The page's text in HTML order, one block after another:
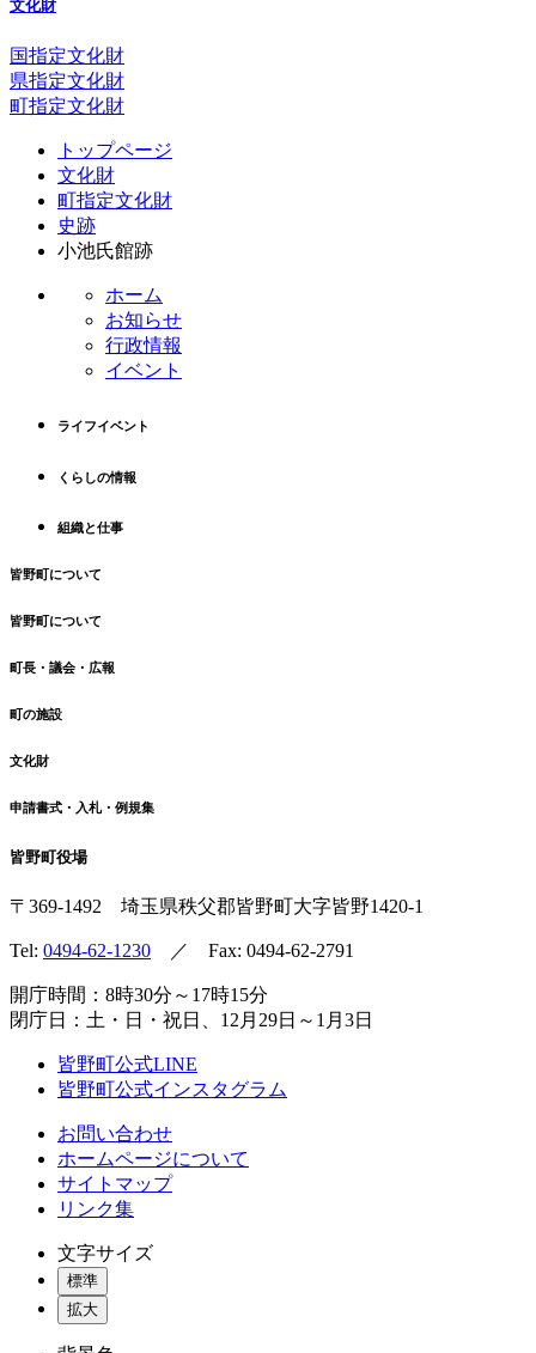
文化財
国指定文化財
県指定文化財
町指定文化財
トップページ
文化財
町指定文化財
史跡
小池氏館跡
ホーム
お知らせ
行政情報
イベント
ライフイベント
くらしの情報
組織と仕事
皆野町について
皆野町について
町長・議会・広報
町の施設
文化財
申請書式・入札・例規集
皆野町役場
〒369-1492 埼玉県秩父郡皆野町大字皆野1420-1
Tel: 0494-62-1230 ／ Fax: 0494-62-2791
開庁時間：8時30分～17時15分
閉庁日：土・日・祝日、12月29日～1月3日
皆野町公式LINE
皆野町公式インスタグラム
お問い合わせ
ホームページについて
サイトマップ
リンク集
文字サイズ
標準
拡大